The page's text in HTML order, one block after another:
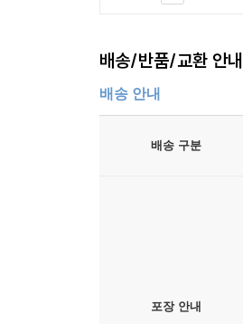
배송/반품/교환 안내
배송 안내
배송 구분
포장 안내